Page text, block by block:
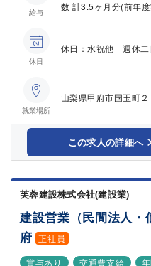
給与
数 計3.5ヶ月分(前年
休日
休日：水祝他 週休
就業場所
山梨県甲府市国玉町２
この求人の詳細へ
芙蓉建設株式会社(建設業)
建設営業（民間法人・
府 正社員
賞与あり
交通費支給